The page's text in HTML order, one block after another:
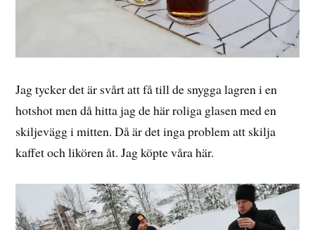
Jag tycker det är svårt att få till de snygga lagren i en
hotshot men då hitta jag de här roliga glasen med en
skiljevägg i mitten. Då är det inga problem att skilja
kaffet och likören åt. Jag köpte våra här.